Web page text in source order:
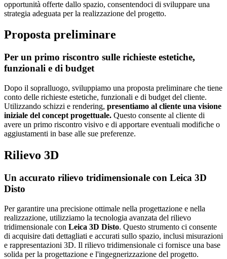
opportunità offerte dallo spazio, consentendoci di sviluppare una
strategia adeguata per la realizzazione del progetto.
Proposta preliminare
Per un primo riscontro sulle richieste estetiche,
funzionali e di budget
Dopo il sopralluogo, sviluppiamo una proposta preliminare che tiene
conto delle richieste estetiche, funzionali e di budget del cliente.
Utilizzando schizzi e rendering, presentiamo al cliente una visione
iniziale del concept progettuale. Questo consente al cliente di
avere un primo riscontro visivo e di apportare eventuali modifiche o
aggiustamenti in base alle sue preferenze.
Rilievo 3D
Un accurato rilievo tridimensionale con Leica 3D
Disto
Per garantire una precisione ottimale nella progettazione e nella
realizzazione, utilizziamo la tecnologia avanzata del rilievo
tridimensionale con Leica 3D Disto. Questo strumento ci consente
di acquisire dati dettagliati e accurati sullo spazio, inclusi misurazioni
e rappresentazioni 3D. Il rilievo tridimensionale ci fornisce una base
solida per la progettazione e l'ingegnerizzazione del progetto.